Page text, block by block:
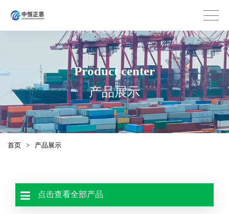
Product center
产品展示
首页 > 产品展示
点击查看全部产品